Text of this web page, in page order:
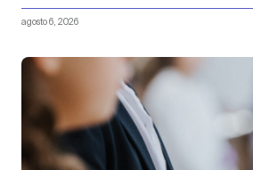
agosto 6, 2026